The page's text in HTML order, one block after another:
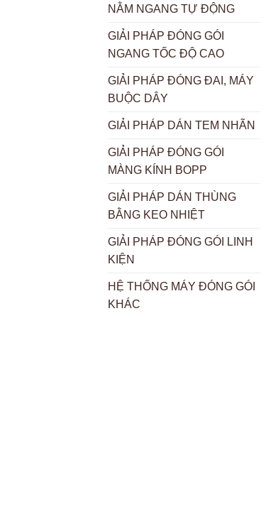
NẰM NGANG TỰ ĐỘNG
GIẢI PHÁP ĐÓNG GÓI
NGANG TỐC ĐỘ CAO
GIẢI PHÁP ĐÓNG ĐAI, MÁY
BUỘC DÂY
GIẢI PHÁP DÁN TEM NHÃN
GIẢI PHÁP ĐÓNG GÓI
MÀNG KÍNH BOPP
GIẢI PHÁP DÁN THÙNG
BẰNG KEO NHIỆT
GIẢI PHÁP ĐÓNG GÓI LINH
KIỆN
HỆ THỐNG MÁY ĐÓNG GÓI
KHÁC